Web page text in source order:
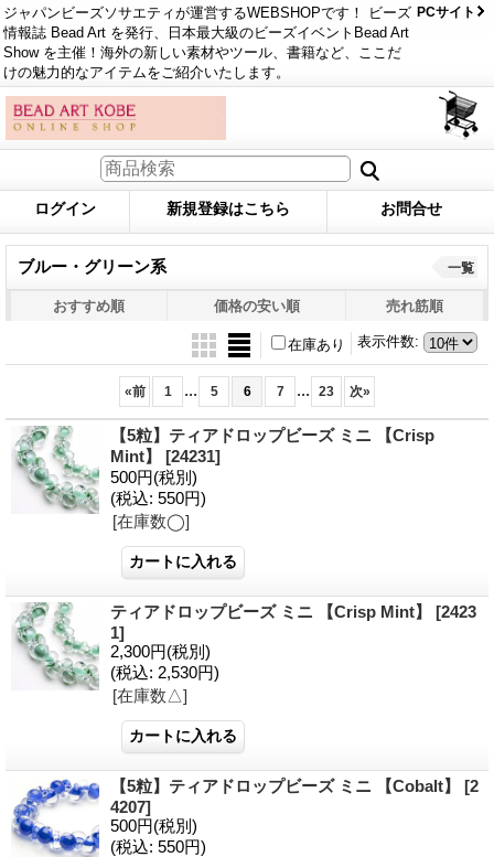
ジャパンビーズソサエティが運営するWEBSHOPです！ ビーズ
情報誌 Bead Art を発行、日本最大級のビーズイベントBead Art
Show を主催！海外の新しい素材やツール、書籍など、ここだ
けの魅力的なアイテムをご紹介いたします。
PCサイト
ログイン 新規登録はこちら お問合せ
ブルー・グリーン系 一覧
おすすめ順 価格の安い順 売れ筋順
表示件数:
在庫あり
«前 1 ... 5 6 7 ... 23 次»
【5粒】ティアドロップビーズ ミニ 【Crisp
Mint】 [24231]
500円(税別)
(税込: 550円)
[在庫数◯]
ティアドロップビーズ ミニ 【Crisp Mint】 [2423
1]
2,300円(税別)
(税込: 2,530円)
[在庫数△]
【5粒】ティアドロップビーズ ミニ 【Cobalt】 [2
4207]
500円(税別)
(税込: 550円)